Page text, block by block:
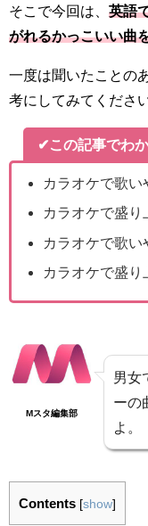
そこで今回は、 英語
がれるかっこいい曲
一度は聞いたことの
考にしてみてください
✔この記事でわ
カラオケで歌い
カラオケで盛り
カラオケで歌い
カラオケで盛り
Mスタ編集部
男女
ーの
よ。
Contents [show]